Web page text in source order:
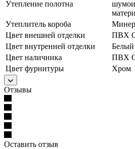
Утепление полотна
Утеплитель короба
Цвет внешней отделки
ПВХ
Цвет внутренней отделки
Цвет наличника
ПВХ
Цвет фурнитуры
Хром
Отзывы
Оставить отзыв